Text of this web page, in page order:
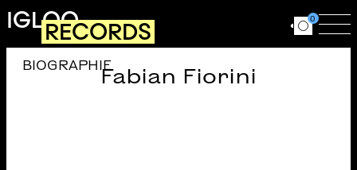
Aller au contenu principal
IGLOORECORDS Ouvrir le
0
Fabian Fiorini
BIOGRAPHIE